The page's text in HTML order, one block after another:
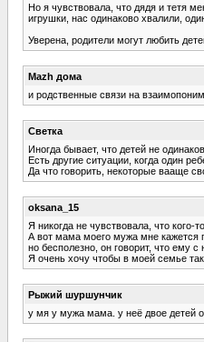
Но я чувствовала, что дядя и тетя
игрушки, нас одинаково хвалили,
Уверена, родители могут любить
Mazh дома
и родственные связи на
Светка
Иногда бывает, что детей не
Есть другие ситуации, когда один
Да что говорить, некоторые вааще
oksana_15
Я никогда не чувствовала, что кого-
А вот мама моего мужа мне кажется
но бесполезно, он говорит, что ему
Я очень хочу чтобы в моей семье
Рыжий шуршунчик
у мя у мужа мама. у неё двое детей